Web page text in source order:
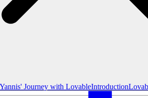
Journey with LovableIntroduction